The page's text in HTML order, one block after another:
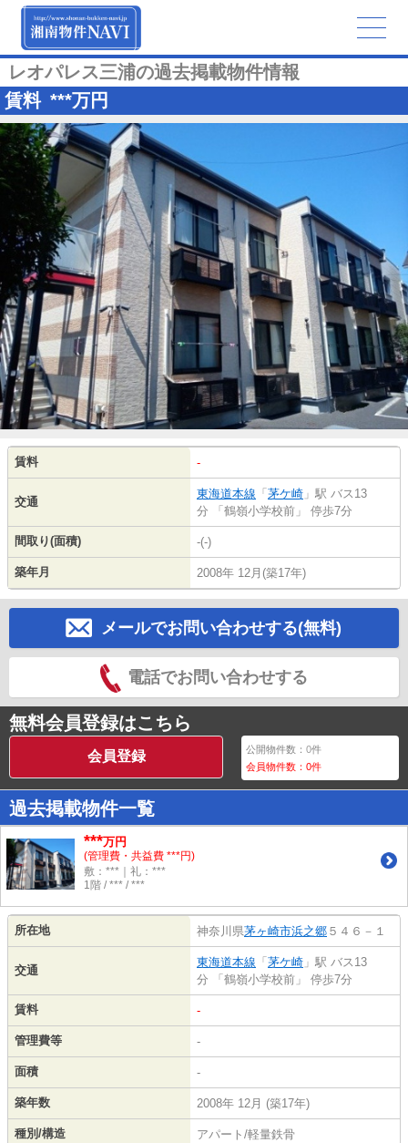
レオパレス三浦の過去掲載物件情報
賃料 ***万円
賃料 -
交通
東海道本線 「 茅ケ崎 」駅 バス13
分 「鶴嶺小学校前」 停歩7分
間取り(面積) -(-)
築年月 2008年 12月(築17年)
メールでお問い合わせする(無料)
電話でお問い合わせする
無料会員登録はこちら
会員登録 公開物件数：0件
会員物件数：0件
過去掲載物件一覧
***万円
(管理費・共益費 ***円)
敷：***｜礼：***
1階 / *** / ***
所在地 神奈川県茅ヶ崎市浜之郷 ５４６－１
交通
東海道本線 「 茅ケ崎 」駅 バス13
分 「鶴嶺小学校前」 停歩7分
賃料 -
管理費等 -
面積 -
築年数 2008年 12月 (築17年)
種別/構造 アパート/軽量鉄骨